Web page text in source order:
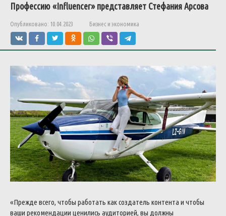
Профессию «Influencer» представляет Стефания Арсова
Опубликовано: 10.04.2023 Бизнес и экономика
«Прежде всего, чтобы работать как создатель контента и чтобы
ваши рекомендации ценились аудиторией, вы должны